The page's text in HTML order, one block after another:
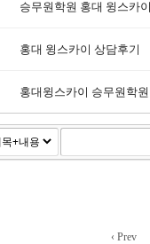
승무원학원 홍대 윙스카
홍대 윙스카이 상담후기
홍대윙스카이 승무원학
‹ Prev